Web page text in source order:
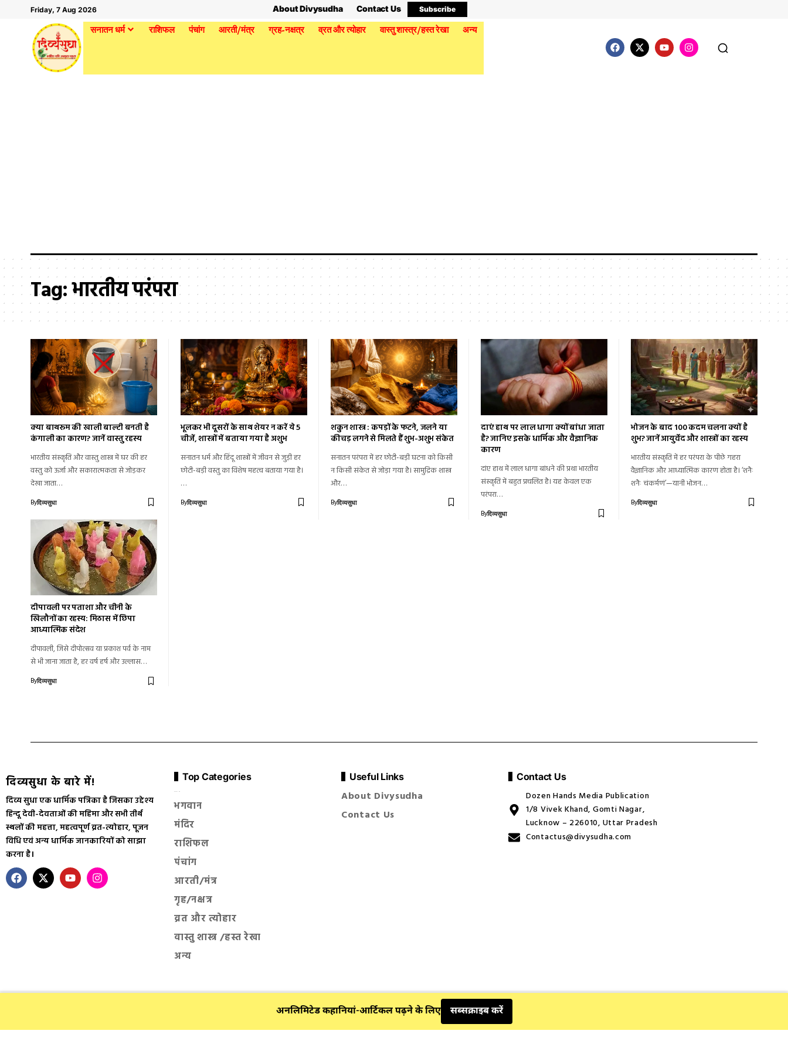
Friday, 7 Aug 2026 About Divysudha Contact Us Subscribe
सनातन धर्म राशिफल पंचांग आरती/मंत्र ग्रह-नक्षत्र व्रत और त्योहार वास्तु शास्त्र/हस्त रेखा अन्य
Tag:भारतीय परंपरा
क्या बाथरूम की खाली बाल्टी बनती है
कंगाली का कारण? जानें वास्तु रहस्य
भारतीय संस्कृति और वास्तु शास्त्र में घर की हर
वस्तु को ऊर्जा और सकारात्मकता से जोड़कर
देखा जाता…
Byदिव्यसुधा
भूलकर भी दूसरों के साथ शेयर न करें ये 5
चीजें, शास्त्रों में बताया गया है अशुभ
सनातन धर्म और हिंदू शास्त्रों में जीवन से जुड़ी हर
छोटी-बड़ी वस्तु का विशेष महत्व बताया गया है।
…
Byदिव्यसुधा
शकुन शास्त्र : कपड़ों के फटने, जलने या
कीचड़ लगने से मिलते हैं शुभ-अशुभ संकेत
सनातन परंपरा में हर छोटी-बड़ी घटना को किसी
न किसी संकेत से जोड़ा गया है। सामुद्रिक शास्त्र
और…
Byदिव्यसुधा
दाएं हाथ पर लाल धागा क्यों बांधा जाता
है? जानिए इसके धार्मिक और वैज्ञानिक
कारण
दांए हाथ में लाल धागा बांधने की प्रथा भारतीय
संस्कृति में बहुत प्रचलित है। यह केवल एक
परंपरा…
Byदिव्यसुधा
भोजन के बाद 100 कदम चलना क्यों है
शुभ? जानें आयुर्वेद और शास्त्रों का रहस्य
भारतीय संस्कृति में हर परंपरा के पीछे गहरा
वैज्ञानिक और आध्यात्मिक कारण होता है। ‘शनैः
शनैः चंकर्मणं’—यानी भोजन…
Byदिव्यसुधा
दीपावली पर पताशा और चीनी के
खिलौनों का रहस्य: मिठास में छिपा
आध्यात्मिक संदेश
दीपावली, जिसे दीपोत्सव या प्रकाश पर्व के नाम
से भी जाना जाता है, हर वर्ष हर्ष और उल्लास…
Byदिव्यसुधा
अनलिमिटेड कहानियां-आर्टिकल पढ़ने के लिए सब्सक्राइब करें
दिव्यसुधा के बारे में!
दिव्य सुधा एक धार्मिक पत्रिका है जिसका उद्देश्य
हिन्दू देवी-देवताओं की महिमा और सभी तीर्थ
स्थलों की महत्ता, महत्वपूर्ण व्रत-त्योहार, पूजन
विधि एवं अन्य धार्मिक जानकारियों को साझा
करना है।
Top Categories
भगवान
मंदिर
राशिफल
पंचांग
आरती/मंत्र
गृह/नक्षत्र
व्रत और त्योहार
वास्तु शास्त्र /हस्त रेखा
अन्य
Useful Links
About Divysudha
Contact Us
Contact Us
Dozen Hands Media Publication
1/8 Vivek Khand, Gomti Nagar,
Lucknow – 226010, Uttar Pradesh
Contactus@divysudha.com
Privacy policy
Terms & Conditions